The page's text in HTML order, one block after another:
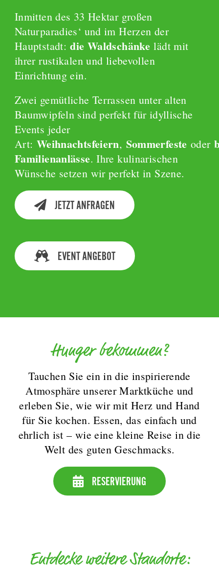
Inmitten des 33 Hektar großen
Naturparadies‘ und im Herzen der
Hauptstadt:die Waldschänke lädt mit
ihrer rustikalen und liebevollen
Einrichtung ein.
Zwei gemütliche Terrassen unter alten
Baumwipfeln sind perfekt für idyllische
Events jeder
Art: Weihnachtsfeiern, Sommerfesteoder
Familienanlässe. Ihre kulinarischen
Wünsche setzen wir perfekt in Szene.
JETZT ANFRAGEN
EVENT ANGEBOT
Hunger bekommen?
Tauchen Sie ein in die inspirierende
Atmosphäre unserer Marktküche und
erleben Sie, wie wir mit Herz und Hand
für Sie kochen. Essen, das einfach und
ehrlich ist – wie eine kleine Reise in die
Welt des guten Geschmacks.
RESERVIERUNG
Entdecke weitere Standorte: